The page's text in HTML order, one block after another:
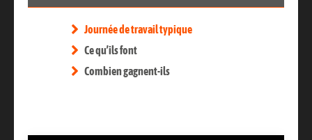
Journée de travail typique
Ce qu’ils font
Combien gagnent-ils